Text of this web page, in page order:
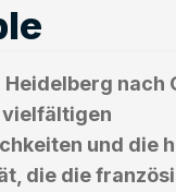
Heidelberg nach
vielfältigen
und die
die die